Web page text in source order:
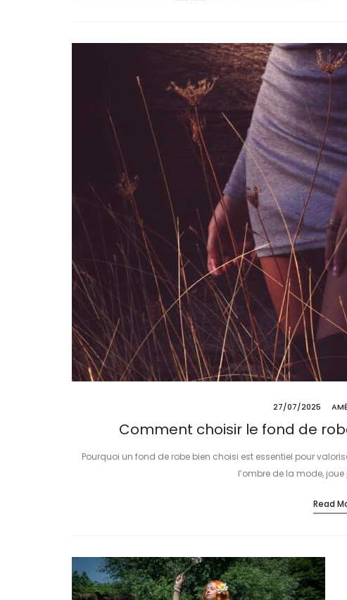
27/07/2025
Comment choisir le fond de
Pourquoi un fond de robe bien choisi est essentiel pour
l’ombre de la mode,
Read